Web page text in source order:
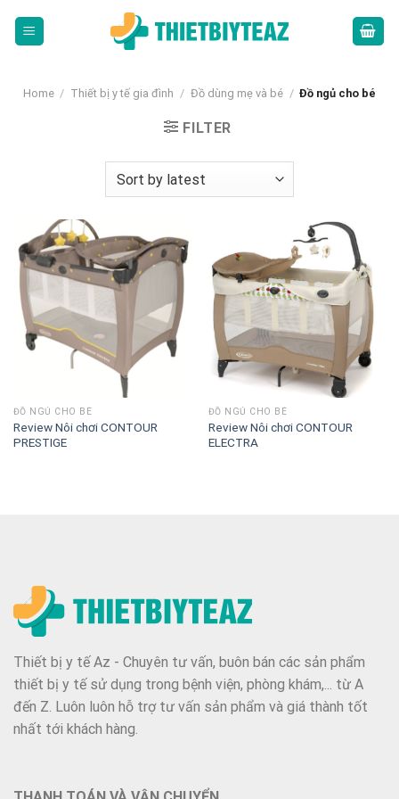
Home / Thiết bị y tế gia đình / Đồ dùng mẹ và bé / Đồ ngủ cho bé
FILTER
ĐỒ NGỦ CHO BÉ
Review Nôi chơi CONTOUR
PRESTIGE
ĐỒ NGỦ CHO BÉ
Review Nôi chơi CONTOUR
ELECTRA
Thiết bị y tế Az - Chuyên tư vấn, buôn bán các sản phẩm
thiết bị y tế sử dụng trong bệnh viện, phòng khám,... từ A
đến Z. Luôn luôn hỗ trợ tư vấn sản phẩm và giá thành tốt
nhất tới khách hàng.